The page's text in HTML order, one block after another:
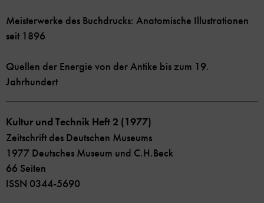
Meisterwerke des Buchdrucks: Anatomische Illustrationen
seit 1896
Quellen der Energie von der Antike bis zum 19.
Jahrhundert
Kultur und Technik Heft 2 (1977)
Zeitschrift des Deutschen Museums
1977 Deutsches Museum und C.H.Beck
66 Seiten
ISSN 0344-5690